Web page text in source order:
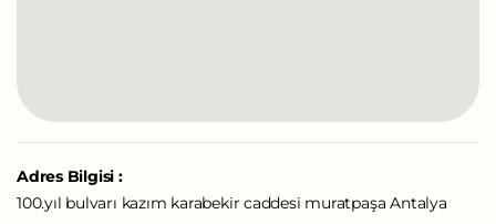
Adres Bilgisi :
100.yıl bulvarı kazım karabekir caddesi muratpaşa Antalya